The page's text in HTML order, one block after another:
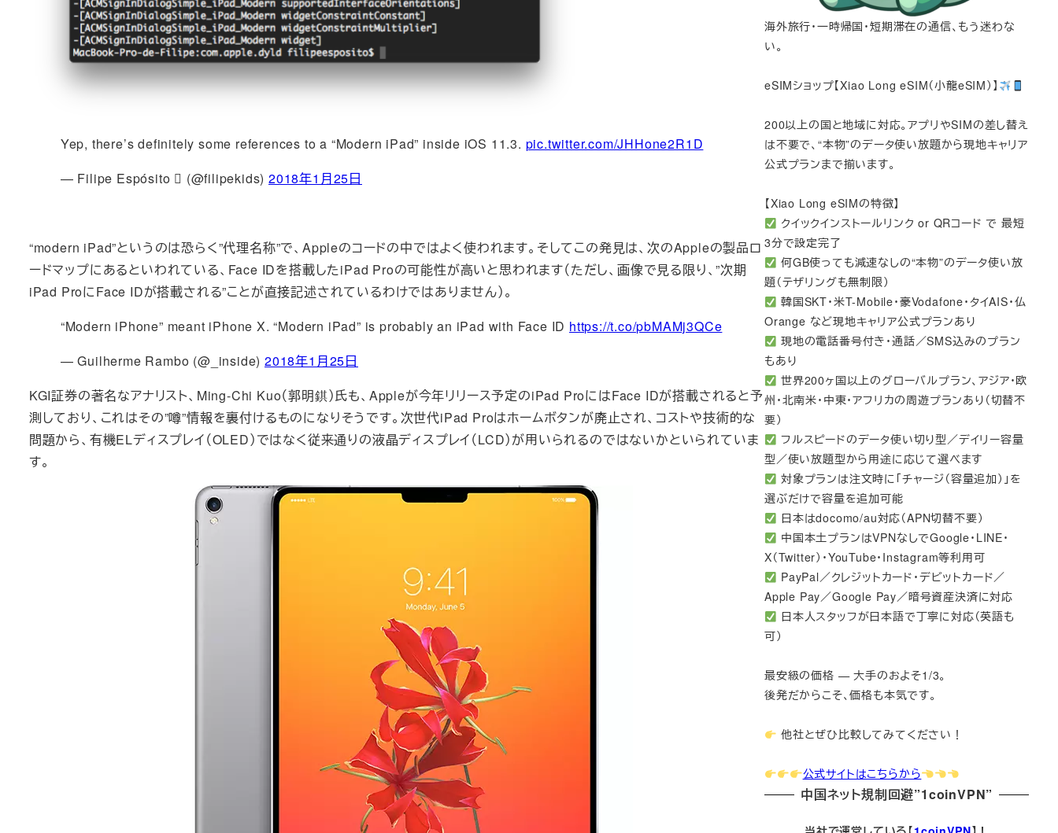
Yep, there’s definitely some references to a “Modern iPad” inside iOS 11.3. pic.twitter.com/JHHone2R1D
— Filipe Espósito  (@filipekids) 2018年1月25日
“modern iPad”というのは恐らく”代理名称”で、Appleのコードの中ではよく使われます。そしてこの発見は、次のAppleの製品ロ
ードマップにあるといわれている、Face IDを搭載したiPad Proの可能性が高いと思われます（ただし、画像で見る限り、”次期
iPad ProにFace IDが搭載される”ことが直接記述されているわけではありません）。
“Modern iPhone” meant iPhone X. “Modern iPad” is probably an iPad with Face ID https://t.co/pbMAMj3QCe
— Guilherme Rambo (@_inside) 2018年1月25日
KGI証券の著名なアナリスト、Ming-Chi Kuo（郭明錤）氏も、Appleが今年リリース予定のiPad ProにはFace IDが搭載されると予
測しており、これはその”噂”情報を裏付けるものになりそうです。次世代iPad Proはホームボタンが廃止され、コストや技術的な
問題から、有機ELディスプレイ（OLED）ではなく従来通りの液晶ディスプレイ（LCD）が用いられるのではないかといられていま
す。
海外旅行・一時帰国・短期滞在の通信、もう迷わな
い。
eSIMショップ【Xiao Long eSIM（小龍eSIM）】
200以上の国と地域に対応。アプリやSIMの差し替え
は不要で、“本物”のデータ使い放題から現地キャリア
公式プランまで揃います。
【Xiao Long eSIMの特徴】
クイックインストールリンク or QRコード で 最短
3分で設定完了
何GB使っても減速なしの“本物”のデータ使い放
題（テザリングも無制限）
韓国SKT・米T-Mobile・豪Vodafone・タイAIS・仏
Orange など現地キャリア公式プランあり
現地の電話番号付き・通話／SMS込みのプラン
もあり
世界200ヶ国以上のグローバルプラン、アジア・欧
州・北南米・中東・アフリカの周遊プランあり（切替不
要）
フルスピードのデータ使い切り型／デイリー容量
型／使い放題型から用途に応じて選べます
対象プランは注文時に「チャージ（容量追加）」を
選ぶだけで容量を追加可能
日本はdocomo/au対応（APN切替不要）
中国本土プランはVPNなしでGoogle・LINE・
X（Twitter）・YouTube・Instagram等利用可
PayPal／クレジットカード・デビットカード／
Apple Pay／Google Pay／暗号資産決済に対応
日本人スタッフが日本語で丁寧に対応（英語も
可）
最安級の価格 — 大手のおよそ1/3。
後発だからこそ、価格も本気です。
他社とぜひ比較してみてください！
公式サイトはこちらから
中国ネット規制回避”1coinVPN”